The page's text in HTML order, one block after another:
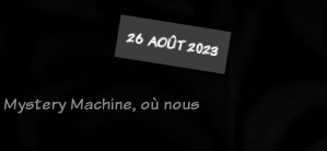
26 AOÛT 2023
Machine, où nous